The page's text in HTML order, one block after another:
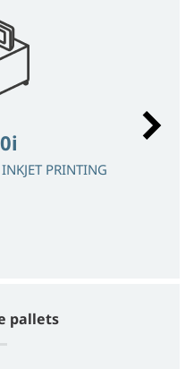
PRINTING
pallets